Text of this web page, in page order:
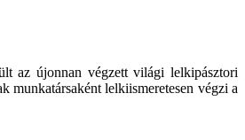
az újonnan végzett világi lelkipásztori
munkatársaként lelkiismeretesen végzi a